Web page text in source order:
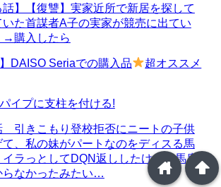
話】【復讐】実家近所で新居を探して
た首謀者A子の実家が競売に出てい
→購入したら
DAISO Seriaでの購入品
超オススメ
イプに支柱を付ける!
引きこもり登校拒否にニートの子供
、私の妹がパートなのをディスる馬
ラっとしてDQN返ししたけど、馬鹿
らなかったみたい…
arrowup
home